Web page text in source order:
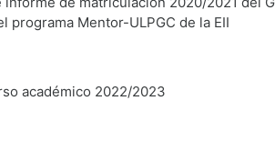
programa Mentor-ULPGC de la EII
académico 2022/2023